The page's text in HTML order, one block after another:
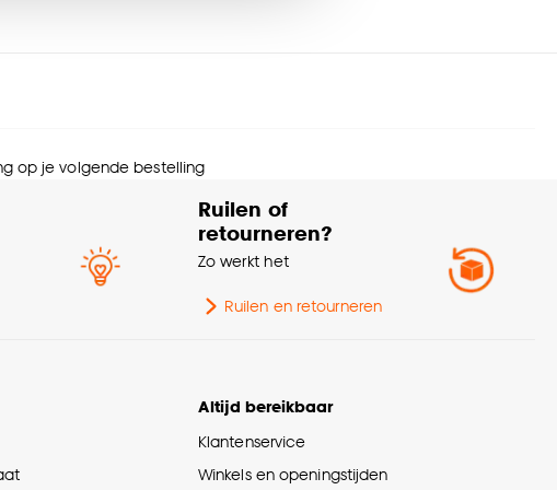
Plooigordijn, Dubbele
plooi, Retourplooi enkel,
Ringgordijn, Spangordijn,
Enkele plooi
Oeko-Tex Standard 100
op je volgende bestelling
Ruilen of
retourneren?
Zo werkt het
Ruilen en retourneren
Altijd bereikbaar
Klantenservice
Winkels en openingstijden